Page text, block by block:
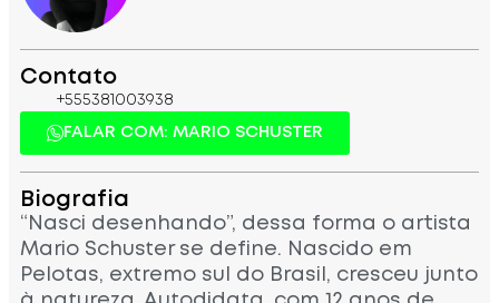
Contato
+555381003938
FALAR COM: MARIO SCHUSTER
Biografia
“Nasci desenhando”, dessa forma o artista
Mario Schuster se define. Nascido em
Pelotas, extremo sul do Brasil, cresceu junto